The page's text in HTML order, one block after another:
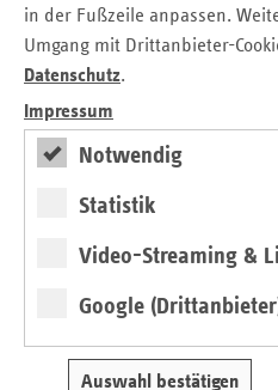
in der Fußzeile anpassen.
Umgang mit Drittanbieter-
Datenschutz.
Impressum
Notwendig
Statistik
Video-Streaming &
Google
Auswahl bestätigen
Hamburg
Ärztinnen
bessere
07.03.2024
Verbesserte
Patientinnen
05.03.2024